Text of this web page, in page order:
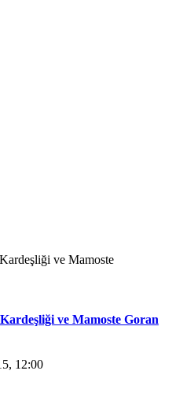
ve Mamoste Goran
12:00